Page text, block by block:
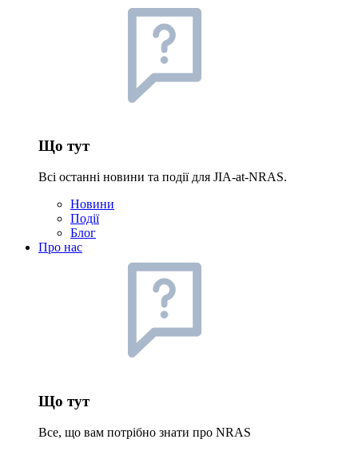
Що тут
Всі останні новини та події для JIA-at-NRAS.
Новини
Події
Блог
Про нас
Що тут
Все, що вам потрібно знати про NRAS